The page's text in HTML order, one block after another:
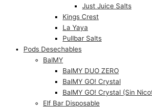
Just Juice Salts
Kings Crest
La Yaya
Pullbar Salts
Pods Desechables
BalMY
BalMY DUO ZERO
BalMY GO! Crystal
BalMY GO! Crystal (Sin
Elf Bar Disposable